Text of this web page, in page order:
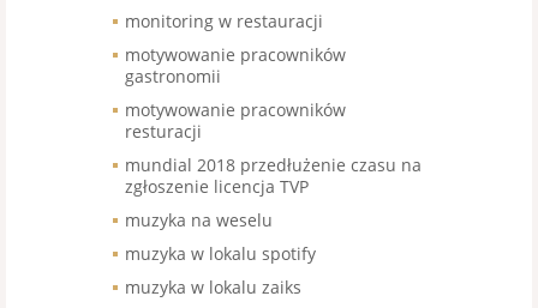
monitoring w restauracji
motywowanie pracowników
gastronomii
motywowanie pracowników
resturacji
mundial 2018 przedłużenie czasu na
zgłoszenie licencja TVP
muzyka na weselu
muzyka w lokalu spotify
muzyka w lokalu zaiks